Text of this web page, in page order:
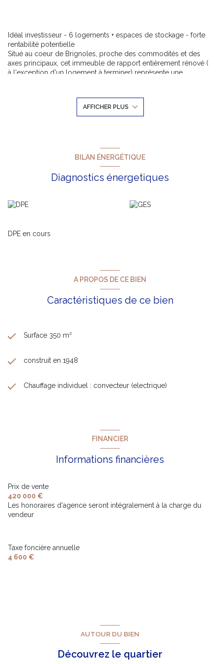
Idéal investisseur - 6 logements + espaces de stockage - forte
rentabilité potentielle
Situé au coeur de Brignoles, proche des commodités et des
axes principaux, cet immeuble de rapport entièrement rénové (
à l'exception d'un logement à terminer) représente une
avec terrasse, et 2 appartements de type 2 dont 2 avec cour
Loyers actuels 3100 € avec 640 € de plus après rénovation du
Secteur dynamique avec forte demande locative
Renseignements au 0633553328 Deborah
AFFICHER PLUS
BILAN ÉNERGÉTIQUE
Diagnostics énergetiques
DPE en cours
A PROPOS DE CE BIEN
Caractéristiques de ce bien
Surface 350 m²
construit en 1948
Chauffage individuel : convecteur (electrique)
FINANCIER
Informations financières
Prix de vente
420 000 €
Les honoraires d'agence seront intégralement à la charge du
vendeur
Taxe foncière annuelle
4 600 €
AUTOUR DU BIEN
Découvrez le quartier